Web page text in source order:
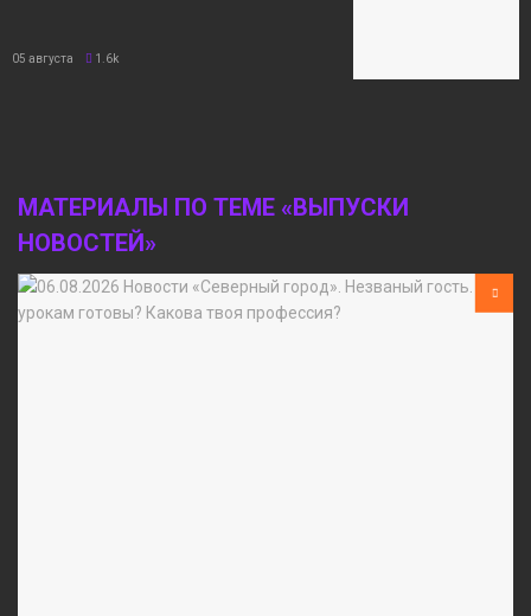
05 августа 1.6k
МАТЕРИАЛЫ ПО ТЕМЕ «ВЫПУСКИ
НОВОСТЕЙ»